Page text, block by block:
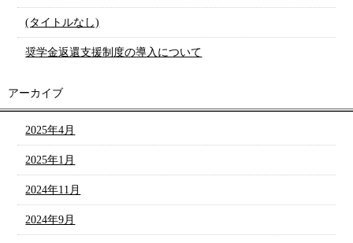
(タイトルなし)
奨学金返還支援制度の導入について
アーカイブ
2025年4月
2025年1月
2024年11月
2024年9月